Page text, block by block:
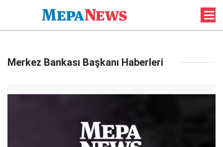
Merkez Bankası Başkanı Haberleri